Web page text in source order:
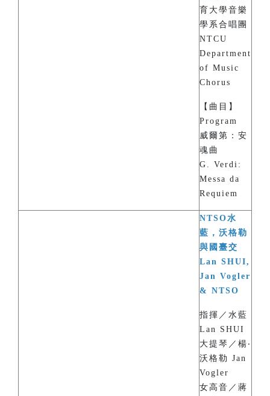
育大學音樂
學系合唱團
NTCU
Department
of Music
Chorus
【曲目】
Program
威爾第：安
魂曲
G. Verdi:
Messa da
Requiem
NTSO水
藍，沃格勒
與國臺交
Lan SHUI,
Jan Vogler
& NTSO
指揮／水藍
Lan SHUI
大提琴／楊‧
沃格勒 Jan
Vogler
女高音／蔣